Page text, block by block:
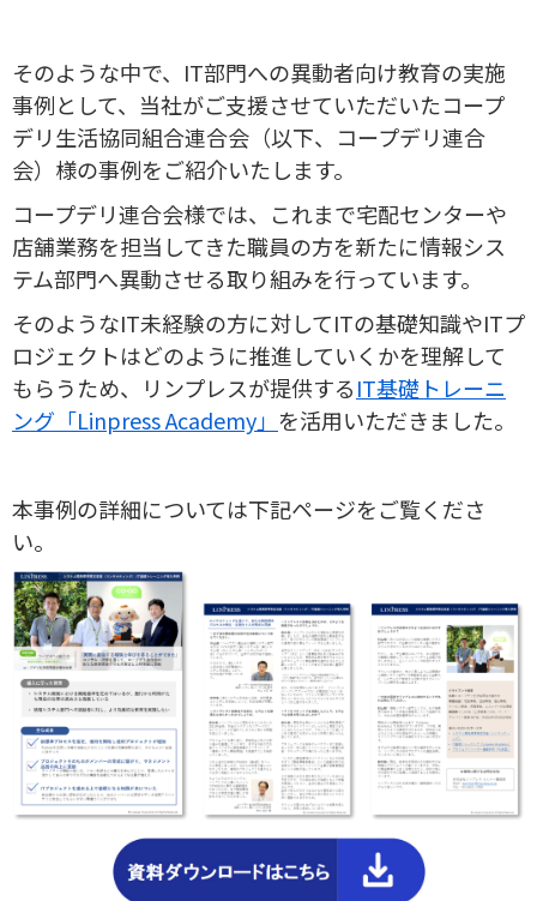
そのような中で、IT部門への異動者向け教育の実施
事例として、当社がご支援させていただいたコープ
デリ生活協同組合連合会（以下、コープデリ連合
会）様の事例をご紹介いたします。
コープデリ連合会様では、これまで宅配センターや
店舗業務を担当してきた職員の方を新たに情報シス
テム部門へ異動させる取り組みを行っています。
そのようなIT未経験の方に対してITの基礎知識やITプ
ロジェクトはどのように推進していくかを理解して
もらうため、リンプレスが提供するIT基礎トレーニ
ング「Linpress Academy」 を活用いただきました。
本事例の詳細については下記ページをご覧くださ
い。